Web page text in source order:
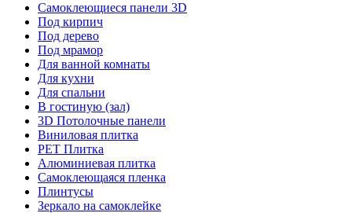
Самоклеющиеся панели 3D
Под кирпич
Под дерево
Под мрамор
Для ванной комнаты
Для кухни
Для спальни
В гостиную (зал)
3D Потолочные панели
Виниловая плитка
PET Плитка
Алюминиевая плитка
Самоклеющаяся пленка
Плинтусы
Зеркало на самоклейке